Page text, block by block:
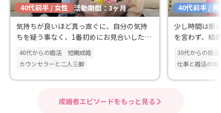
40代前半 / 女性 活動期間：3ヶ月
気持ちが良いほど真っ直ぐに、自分の気持
ちを疑う事なく、1番初めにお見合いした方
とご結婚を決められました！
40代からの婚活
短期成婚
カウンセラーと二人三脚
40代前半 / 男
少し時間は掛
を言わず、結
たのが、こ
す！
30代からの婚活
仕事と婚活の両
成婚者エピソードをもっと見る